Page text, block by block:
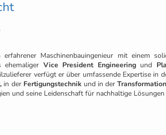
Maschinenbauingenieur mit einem
Vice President Engineering und
verfügt er über umfassende Expertise in
in derFertigungstechnik und in der
und seine Leidenschaft für nachhaltige Lösungen